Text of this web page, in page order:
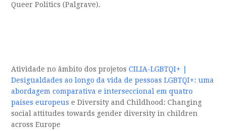
Queer Politics (Palgrave).
Atividade no âmbito dos projetosCILIA-LGBTQI+ |
Desigualdades ao longo da vida de pessoas LGBTQI+: uma
abordagem comparativa e interseccional em quatro
países europeus e Diversity and Childhood: Changing
social attitudes towards gender diversity in children
across Europe